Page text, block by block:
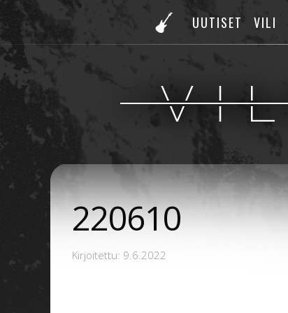
UUTISET VILI
220610
Kirjoitettu: 9.6.2022